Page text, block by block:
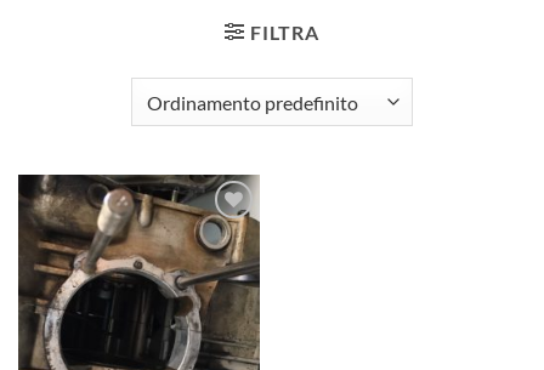
FILTRA
Aggiungi
alla lista
dei
desideri